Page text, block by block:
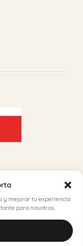
y mejorar tu experiencia
para nosotros.